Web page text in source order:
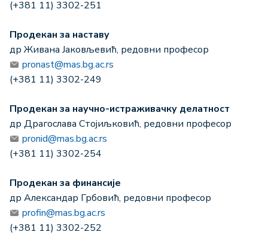
(+381 11) 3302-251
Продекан за наставу
др Живана Јаковљевић, редовни професор
pronast@mas.bg.ac.rs
(+381 11) 3302-249
Продекан за научно-истраживачку делатност
др Драгослава Стојиљковић, редовни професор
pronid@mas.bg.ac.rs
(+381 11) 3302-254
Продекан за финансије
др Александар Грбовић, редовни професор
profin@mas.bg.ac.rs
(+381 11) 3302-252